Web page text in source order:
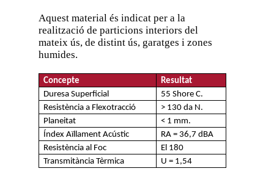
Aquest material és indicat per a la
realització de particions interiors del
mateix ús, de distint ús, garatges i zones
humides.
Concepte
Resultat
Duresa Superficial
55 Shore C.
Resistència a Flexotracció
> 130 da N.
Planeitat
< 1 mm.
Índex Aïllament Acústic
RA = 36,7 dBA
Resistència al Foc
El 180
Transmitància Tèrmica
U = 1,54